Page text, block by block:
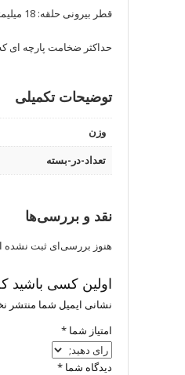
قطر بیرونی حلقه: 18 میلیمتر
حداکثر ضخامت پارچه ای که پرچ
توضیحات تکمیلی
وزن
تعداد-در-بسته
نقد و بررسی‌ها
هنوز بررسی‌ای ثبت
اولین کسی باشید که دیدگاهی می
نشانی ایمیل شما منتشر
امتیاز شما *
دیدگاه شما *